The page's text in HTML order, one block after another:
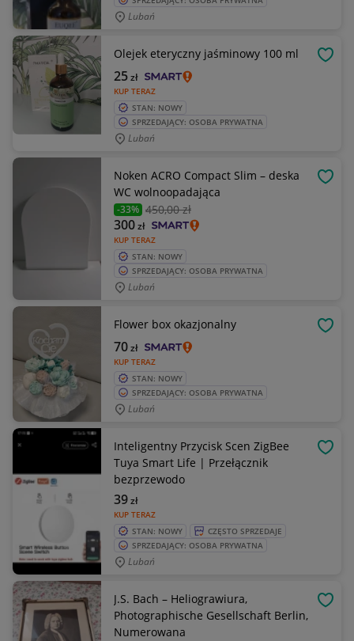
Lubań
Olejek eteryczny jaśminowy 100 ml
KUP TERAZ
25zł
STAN: NOWY
SPRZEDAJĄCY: OSOBA PRYWATNA
Lubań
Noken ACRO Compact Slim – deska
WC wolnoopadająca
-33% 450,00 zł
KUP TERAZ
300zł
STAN: NOWY
SPRZEDAJĄCY: OSOBA PRYWATNA
Lubań
Flower box okazjonalny
KUP TERAZ
70zł
STAN: NOWY
SPRZEDAJĄCY: OSOBA PRYWATNA
Lubań
Inteligentny Przycisk Scen ZigBee
Tuya Smart Life | Przełącznik
bezprzewodo
KUP TERAZ
39zł
STAN: NOWY
CZĘSTO SPRZEDAJE
SPRZEDAJĄCY: OSOBA PRYWATNA
Lubań
J.S. Bach – Heliograwiura,
Photographische Gesellschaft Berlin,
Numerowana